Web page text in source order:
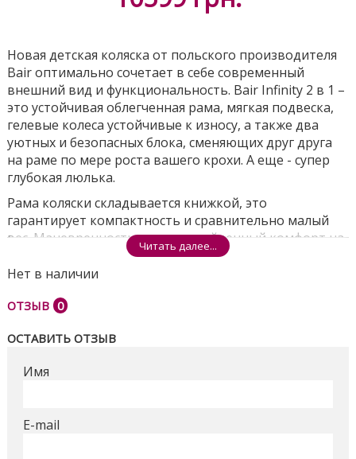
Новая детская коляска от польского производителя
Bair оптимально сочетает в себе современный
внешний вид и функциональность. Bair Infinity 2 в 1 –
это устойчивая облегченная рама, мягкая подвеска,
гелевые колеса устойчивые к износу, а также два
уютных и безопасных блока, сменяющих друг друга
на раме по мере роста вашего крохи. А еще - супер
глубокая люлька.
Рама коляски складывается книжкой, это
гарантирует компактность и сравнительно малый
вес. Маневренность и непревзойденный комфорт на
дороге обеспечат поворотные колеса и регулируемая
амортизация. Коляска настолько плавно скользит по
неровностей или подъемов. И люлька, и
шасси, и так же легко снимаются при необходимости.
Глубокая люлька коляски каркасного типа включает
здоровый сон без перегрева и переохлаждения.
Читать далее...
Нет в наличии
ОТЗЫВ 0
ОСТАВИТЬ ОТЗЫВ
Имя
E-mail